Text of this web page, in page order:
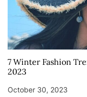
7 Winter Fashion
2023
October 30, 2023